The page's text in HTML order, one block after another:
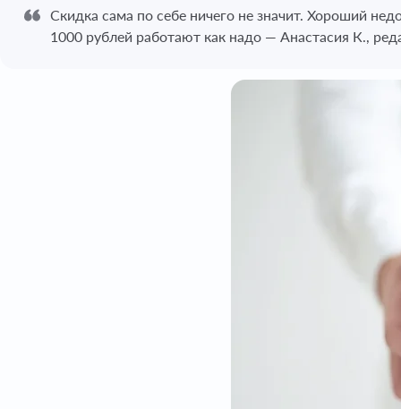
Скидка сама по себе ничего не значит. Хороший
1000 рублей работают как надо — Анастасия К.,